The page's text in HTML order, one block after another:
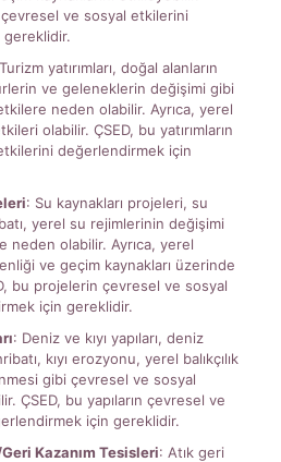
ve sosyal etkilerini
yatırımları, doğal alanların
ve geleneklerin değişimi gibi
neden olabilir. Ayrıca, yerel
olabilir. ÇSED, bu yatırımların
değerlendirmek için
: Su kaynakları projeleri, su
yerel su rejimlerinin değişimi
neden olabilir. Ayrıca, yerel
ve geçim kaynakları üzerinde
bu projelerin çevresel ve sosyal
için gereklidir.
: Deniz ve kıyı yapıları, deniz
kıyı erozyonu, yerel balıkçılık
gibi çevresel ve sosyal
ÇSED, bu yapıların çevresel ve
için gereklidir.
Kazanım Tesisleri: Atık geri